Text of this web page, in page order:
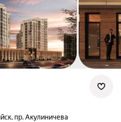
пр. Акулиничева